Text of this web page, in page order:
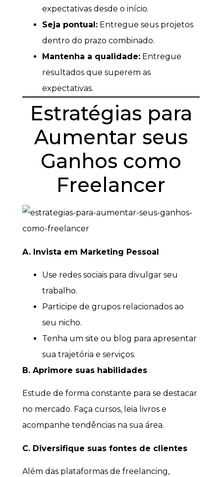
expectativas desde o início.
Seja pontual: Entregue seus projetos
dentro do prazo combinado.
Mantenha a qualidade: Entregue
resultados que superem as
expectativas.
Estratégias para
Aumentar seus
Ganhos como
Freelancer
A. Invista em Marketing Pessoal
Use redes sociais para divulgar seu
trabalho.
Participe de grupos relacionados ao
seu nicho.
Tenha um site ou blog para apresentar
sua trajetória e serviços.
B. Aprimore suas habilidades
Estude de forma constante para se destacar
no mercado. Faça cursos, leia livros e
acompanhe tendências na sua área.
C. Diversifique suas fontes de clientes
Além das plataformas de freelancing,